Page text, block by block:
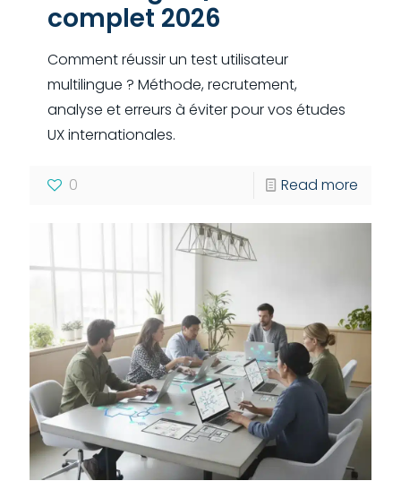
complet 2026
Comment réussir un test utilisateur
multilingue ? Méthode, recrutement,
analyse et erreurs à éviter pour vos études
UX internationales.
0 Read more